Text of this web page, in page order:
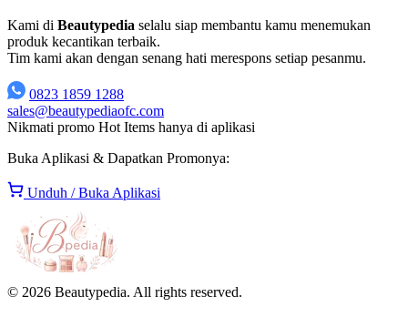
Kami di Beautypedia selalu siap membantu kamu menemukan
produk kecantikan terbaik.
Tim kami akan dengan senang hati merespons setiap pesanmu.
0823 1859 1288
sales@beautypediaofc.com
Nikmati promo Hot Items hanya di aplikasi
Buka Aplikasi & Dapatkan Promonya:
Unduh / Buka Aplikasi
© 2026 Beautypedia. All rights reserved.